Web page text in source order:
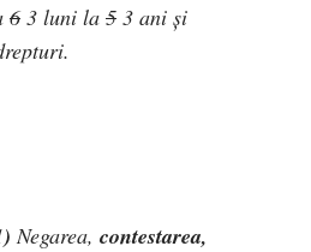
6 3 luni la 5 3 ani şi
Negarea, contestarea,